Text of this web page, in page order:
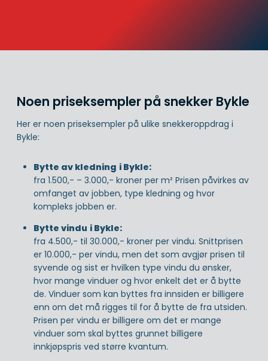
Noen priseksempler på snekker Bykle
Her er noen priseksempler på ulike snekkeroppdrag i
Bykle:
Bytte av kledning i Bykle:
fra 1.500,- – 3.000,- kroner per m² Prisen påvirkes av
omfanget av jobben, type kledning og hvor
kompleks jobben er.
Bytte vindu i Bykle:
fra 4.500,- til 30.000,- kroner per vindu. Snittprisen
er 10.000,- per vindu, men det som avgjør prisen til
syvende og sist er hvilken type vindu du ønsker,
hvor mange vinduer og hvor enkelt det er å bytte
de. Vinduer som kan byttes fra innsiden er billigere
enn om det må rigges til for å bytte de fra utsiden.
Prisen per vindu er billigere om det er mange
vinduer som skal byttes grunnet billigere
innkjøpspris ved større kvantum.